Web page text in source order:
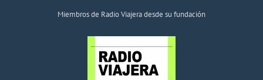
Miembros de Radio Viajera desde su fundación